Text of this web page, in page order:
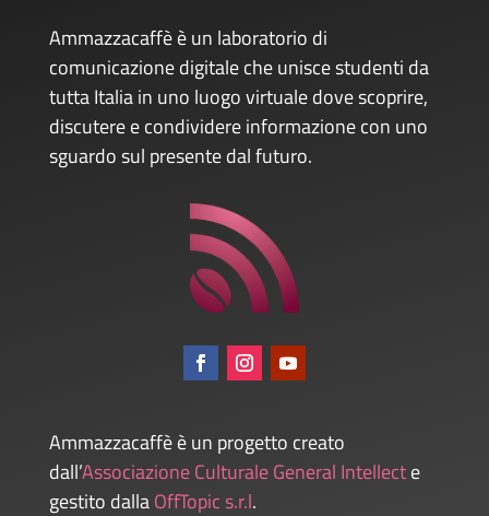
Ammazzacaffè è un laboratorio di
comunicazione digitale che unisce studenti da
tutta Italia in uno luogo virtuale dove scoprire,
discutere e condividere informazione con uno
sguardo sul presente dal futuro.
Ammazzacaffè è un progetto creato
dall’Associazione Culturale General Intellecte
gestito dallaOffTopic s.r.l.